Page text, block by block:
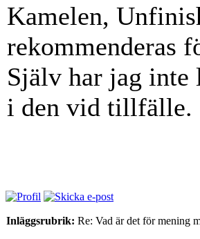
Kamelen,
rekommenderas
Själv har jag inte
i den vid tillfälle.
Inläggsrubrik: Re: Vad är det för mening